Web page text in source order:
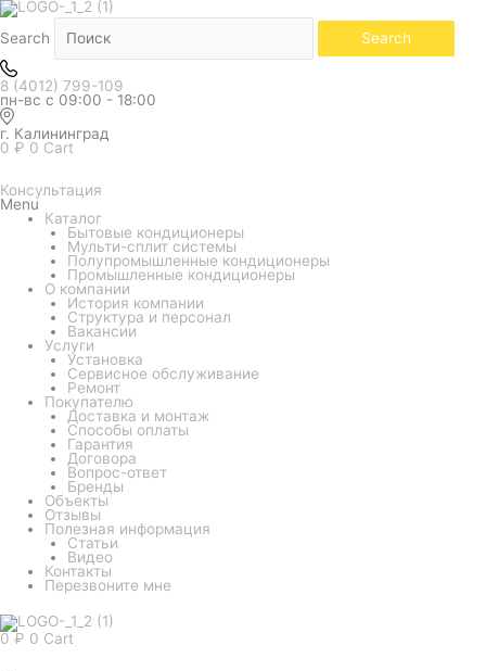
Search Search
8 (4012) 799-109
пн-вс с 09:00 - 18:00
г. Калининград
0 ₽ 0 Cart
Консультация
Menu
Каталог
Бытовые кондиционеры
Мульти-сплит системы
Полупромышленные кондиционеры
Промышленные кондиционеры
О компании
История компании
Структура и персонал
Вакансии
Услуги
Установка
Сервисное обслуживание
Ремонт
Покупателю
Доставка и монтаж
Способы оплаты
Гарантия
Договора
Вопрос-ответ
Бренды
Объекты
Отзывы
Полезная информация
Статьи
Видео
Контакты
Перезвоните мне
0 ₽ 0 Cart
Количество
товара
Внутренний
блок
мульти
системы
Daichi
DA50AMFS1R/DPT03MA
(кассетный)